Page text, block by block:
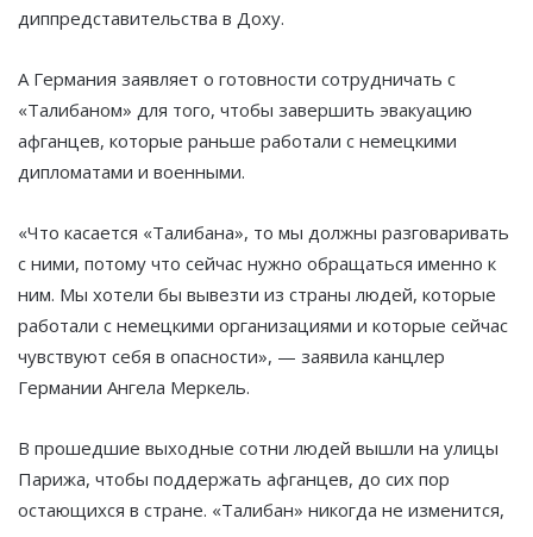
диппредставительства в Доху.
А Германия заявляет о готовности сотрудничать с
«Талибаном» для того, чтобы завершить эвакуацию
афганцев, которые раньше работали с немецкими
дипломатами и военными.
«Что касается «Талибана», то мы должны разговаривать
с ними, потому что сейчас нужно обращаться именно к
ним. Мы хотели бы вывезти из страны людей, которые
работали с немецкими организациями и которые сейчас
чувствуют себя в опасности», — заявила канцлер
Германии Ангела Меркель.
В прошедшие выходные сотни людей вышли на улицы
Парижа, чтобы поддержать афганцев, до сих пор
остающихся в стране. «Талибан» никогда не изменится,